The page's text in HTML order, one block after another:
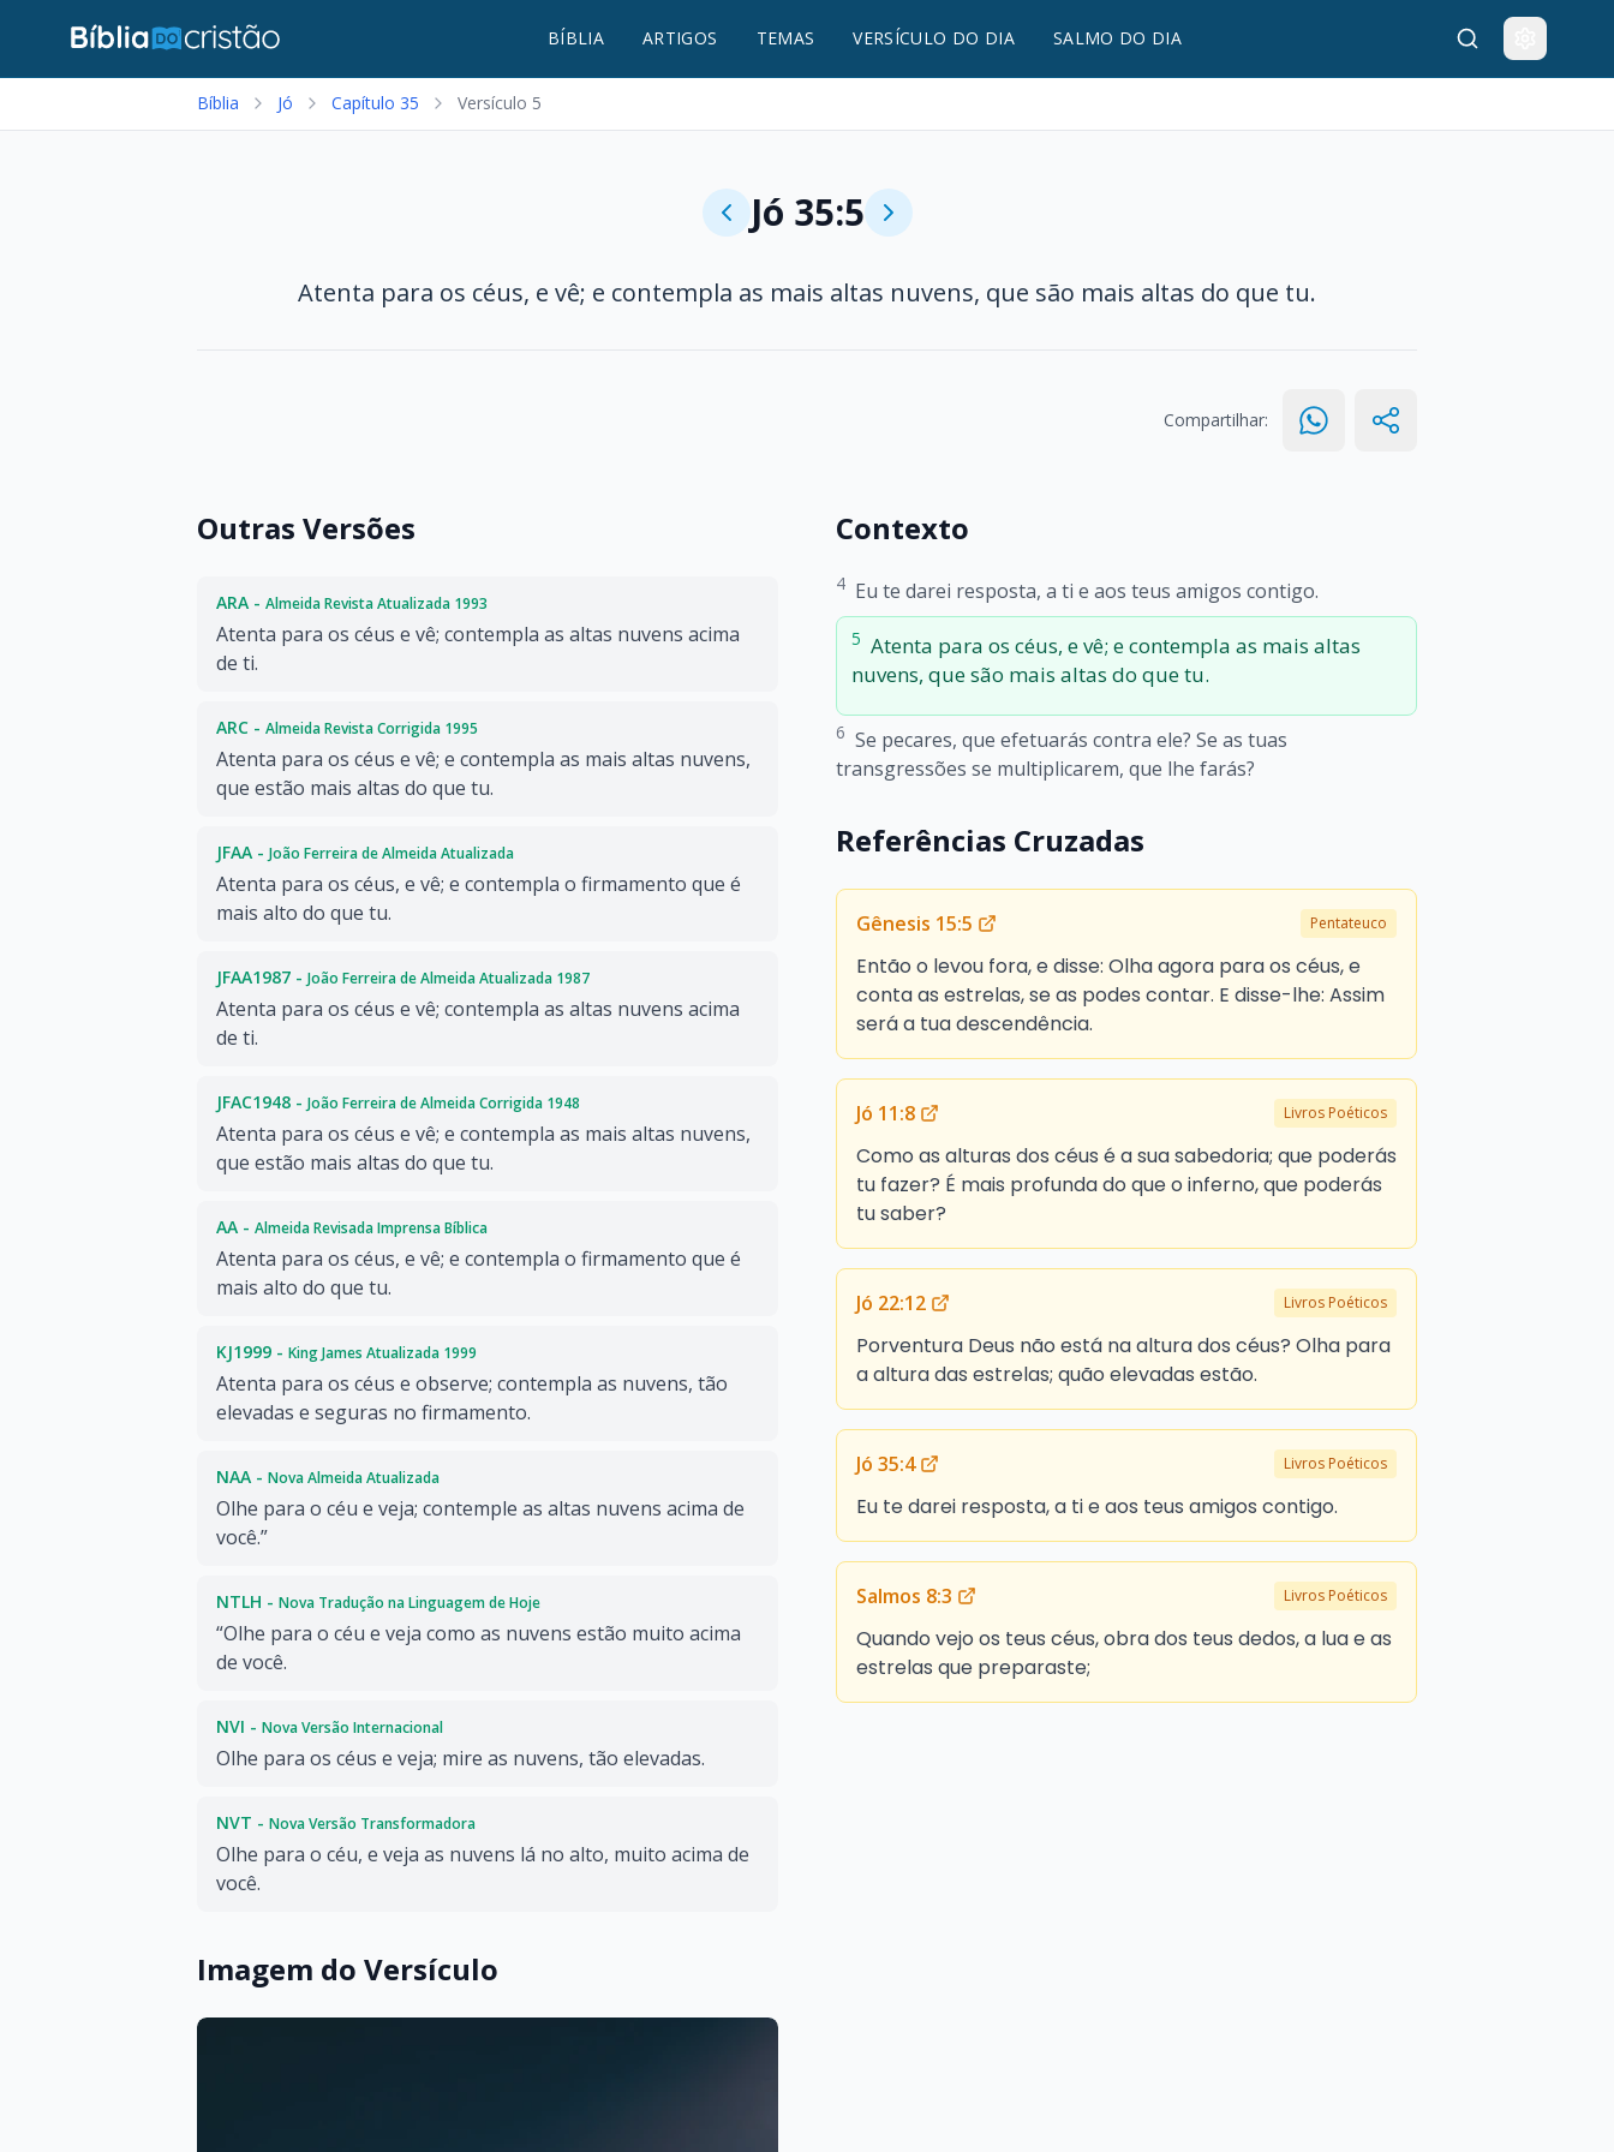
BÍBLIA ARTIGOS TEMAS VERSÍCULO DO DIA SALMO DO DIA
Bíblia Jó Capítulo 35 Versículo 5
Jó 35:5
Atenta para os céus, e vê; e contempla as mais altas nuvens, que são mais altas do que tu.
Compartilhar:
Outras Versões
ARA - Almeida Revista Atualizada 1993
Atenta para os céus e vê; contempla as altas nuvens acima
de ti.
ARC - Almeida Revista Corrigida 1995
Atenta para os céus e vê; e contempla as mais altas nuvens,
que estão mais altas do que tu.
JFAA - João Ferreira de Almeida Atualizada
Atenta para os céus, e vê; e contempla o firmamento que é
mais alto do que tu.
JFAA1987 - João Ferreira de Almeida Atualizada 1987
Atenta para os céus e vê; contempla as altas nuvens acima
de ti.
JFAC1948 - João Ferreira de Almeida Corrigida 1948
Atenta para os céus e vê; e contempla as mais altas nuvens,
que estão mais altas do que tu.
AA - Almeida Revisada Imprensa Bíblica
Atenta para os céus, e vê; e contempla o firmamento que é
mais alto do que tu.
KJ1999 - King James Atualizada 1999
Atenta para os céus e observe; contempla as nuvens, tão
elevadas e seguras no firmamento.
NAA - Nova Almeida Atualizada
Olhe para o céu e veja; contemple as altas nuvens acima de
você.”
NTLH - Nova Tradução na Linguagem de Hoje
“Olhe para o céu e veja como as nuvens estão muito acima
de você.
NVI - Nova Versão Internacional
Olhe para os céus e veja; mire as nuvens, tão elevadas.
NVT - Nova Versão Transformadora
Olhe para o céu, e veja as nuvens lá no alto, muito acima de
você.
Imagem do Versículo
Contexto
4 Eu te darei resposta, a ti e aos teus amigos contigo.
5 Atenta para os céus, e vê; e contempla as mais altas
nuvens, que são mais altas do que tu.
6 Se pecares, que efetuarás contra ele? Se as tuas
transgressões se multiplicarem, que lhe farás?
Referências Cruzadas
Gênesis 15:5 Pentateuco
Então o levou fora, e disse: Olha agora para os céus, e
conta as estrelas, se as podes contar. E disse-lhe: Assim
será a tua descendência.
Jó 11:8 Livros Poéticos
Como as alturas dos céus é a sua sabedoria; que poderás
tu fazer? É mais profunda do que o inferno, que poderás
tu saber?
Jó 22:12 Livros Poéticos
Porventura Deus não está na altura dos céus? Olha para
a altura das estrelas; quão elevadas estão.
Jó 35:4 Livros Poéticos
Eu te darei resposta, a ti e aos teus amigos contigo.
Salmos 8:3 Livros Poéticos
Quando vejo os teus céus, obra dos teus dedos, a lua e as
estrelas que preparaste;